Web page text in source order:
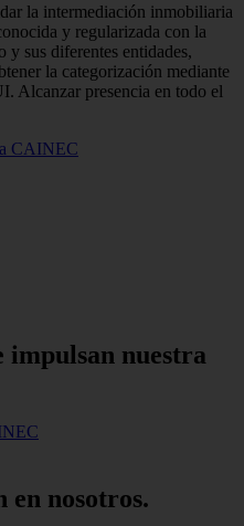
la intermediación inmobiliaria
y regularizada con la
y sus diferentes entidades,
la categorización mediante
Alcanzar presencia en todo el
CAINEC
impulsan nuestra
en nosotros.